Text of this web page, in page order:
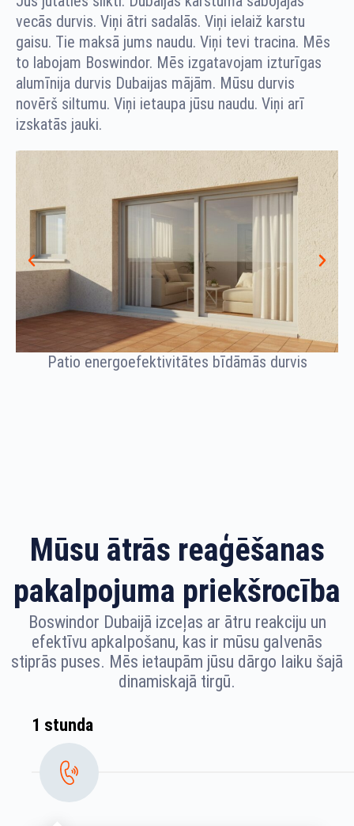
vecās durvis. Viņi ātri sadalās. Viņi ielaiž karstu
gaisu. Tie maksā jums naudu. Viņi tevi tracina. Mēs
to labojam Boswindor. Mēs izgatavojam izturīgas
alumīnija durvis Dubaijas mājām. Mūsu durvis
novērš siltumu. Viņi ietaupa jūsu naudu. Viņi arī
izskatās jauki.
Patio energoefektivitātes bīdāmās durvis
Mūsu ātrās reaģēšanas
pakalpojuma priekšrocība
Boswindor Dubaijā izceļas ar ātru reakciju un
efektīvu apkalpošanu, kas ir mūsu galvenās
stiprās puses. Mēs ietaupām jūsu dārgo laiku šajā
dinamiskajā tirgū.
1 stunda